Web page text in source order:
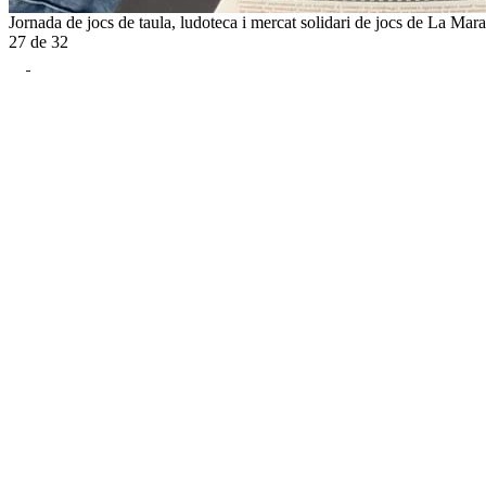
Jornada de jocs de taula, ludoteca i mercat solidari de jocs de La
27 de 32